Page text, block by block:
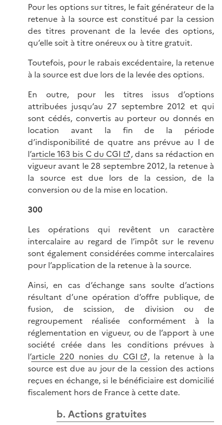
Pour les options sur titres, le fait générateur de la
retenue à la source est constitué par la cession
des titres provenant de la levée des options,
qu’elle soit à titre onéreux ou à titre gratuit.
Toutefois, pour le rabais excédentaire, la retenue
à la source est due lors de la levée des options.
En outre, pour les titres issus d’options
attribuées jusqu’au 27 septembre 2012 et qui
sont cédés, convertis au porteur ou donnés en
location avant la fin de la période
d’indisponibilité de quatre ans prévue au I de
l’article 163 bis C du CGI
, dans sa rédaction en
vigueur avant le 28 septembre 2012, la retenue à
la source est due lors de la cession, de la
conversion ou de la mise en location.
300
Les opérations qui revêtent un caractère
intercalaire au regard de l’impôt sur le revenu
sont également considérées comme intercalaires
pour l’application de la retenue à la source.
Ainsi, en cas d’échange sans soulte d’actions
résultant d’une opération d’offre publique, de
fusion, de scission, de division ou de
regroupement réalisée conformément à la
réglementation en vigueur, ou de l’apport à une
société créée dans les conditions prévues à
l’article 220 nonies du CGI
, la retenue à la
source est due au jour de la cession des actions
reçues en échange, si le bénéficiaire est domicilié
fiscalement hors de France à cette date.
b. Actions gratuites